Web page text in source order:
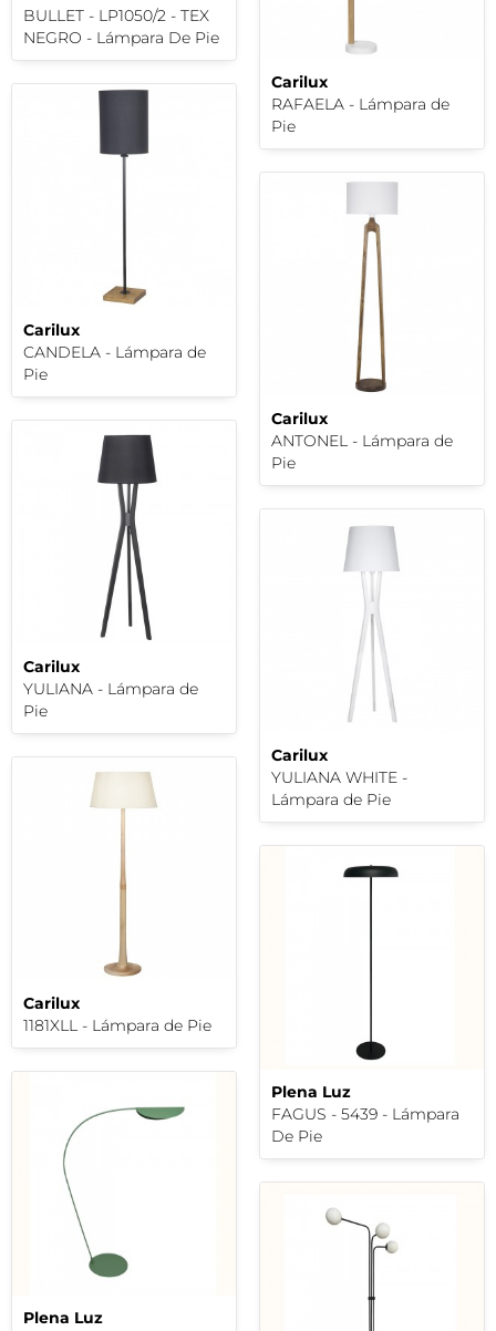
BULLET - LP1050/2 - TEX
NEGRO - Lámpara De Pie
Carilux
RAFAELA - Lámpara de
Pie
Carilux
CANDELA - Lámpara de
Pie
Carilux
ANTONEL - Lámpara de
Pie
Carilux
YULIANA - Lámpara de
Pie
Carilux
YULIANA WHITE -
Lámpara de Pie
Carilux
1181XLL - Lámpara de Pie
Plena Luz
FAGUS - 5439 - Lámpara
De Pie
Plena Luz